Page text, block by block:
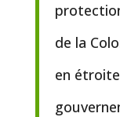
de la
en